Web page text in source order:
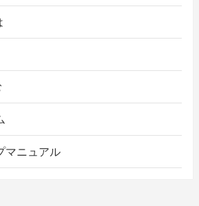
マニュアル